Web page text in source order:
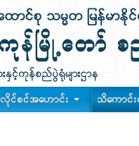
လိုင်စင်အဟောင်း သိကောင်း